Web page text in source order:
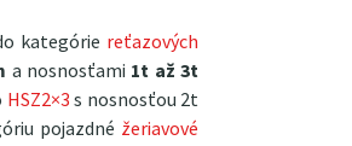
kategórie reťazových
a nosnosťami 1t až 3t
HSZ2×3s nosnosťou 2t
pojazdné žeriavové